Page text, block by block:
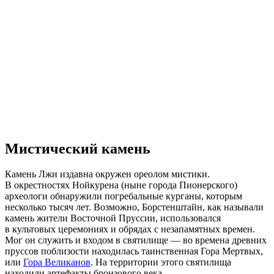
Мистический камень
Камень Лжи издавна окружен ореолом мистики.
В окрестностях Нойкурена (ныне города Пионерского)
археологи обнаружили погребальные курганы, которым
несколько тысяч лет. Возможно, Борстенштайн, как называли
камень жители Восточной Пруссии, использовался
в культовых церемониях и обрядах с незапамятных времен.
Мог он служить и входом в святилище — во времена древних
пруссов поблизости находилась таинственная Гора Мертвых,
или Гора Великанов. На территории этого святилища